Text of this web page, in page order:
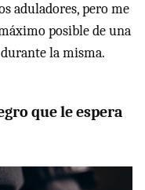
aduladores, pero me
posible de una
la misma.
que le espera